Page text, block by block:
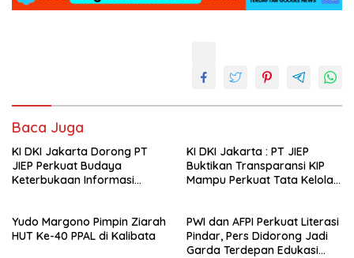
Baca Juga
KI DKI Jakarta Dorong PT
JIEP Perkuat Budaya
Keterbukaan Informasi
KI DKI Jakarta : PT JIEP
Buktikan Transparansi KIP
Mampu Perkuat Tata Kelola
Yudo Margono Pimpin Ziarah
HUT Ke-40 PPAL di Kalibata
PWI dan AFPI Perkuat Literasi
Pindar, Pers Didorong Jadi
Garda Terdepan Edukasi